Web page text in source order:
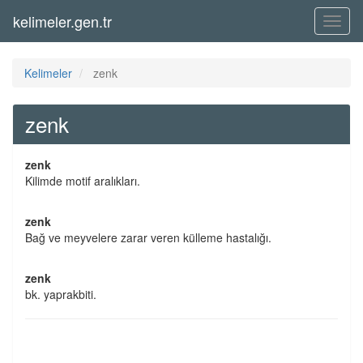
Menü
kelimeler.gen.tr
Kelimeler zenk
zenk
zenk
Kilimde motif aralıkları.
zenk
Bağ ve meyvelere zarar veren külleme hastalığı.
zenk
bk. yaprakbiti.